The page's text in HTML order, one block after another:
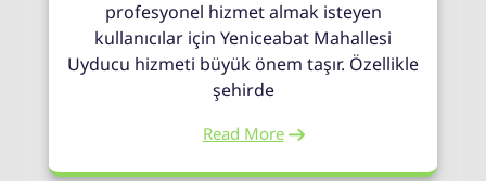
profesyonel hizmet almak isteyen
kullanıcılar için Yeniceabat Mahallesi
Uyducu hizmeti büyük önem taşır. Özellikle
şehirde
Read More